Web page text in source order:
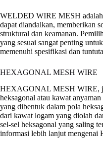
WELDED WIRE MESH
dapat diandalkan, memberikan
struktural dan keamanan.
yang sesuai sangat penting
memenuhi spesifikasi dan
HEXAGONAL MESH WIRE
HEXAGONAL MESH WIRE,
heksagonal atau kawat
yang dibentuk dalam pola
dari kawat logam yang diolah
sel-sel heksagonal yang saling
informasi lebih lanjut